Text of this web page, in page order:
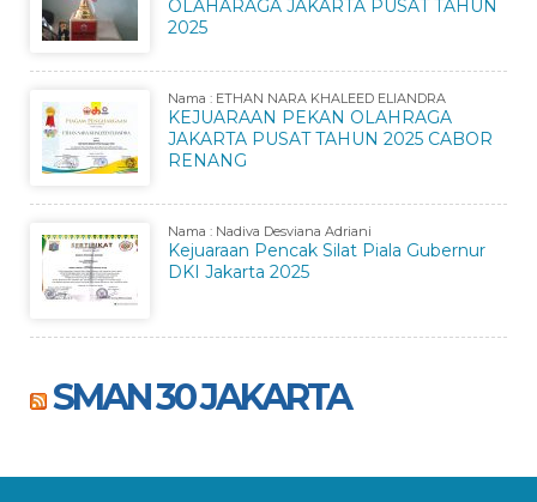
OLAHARAGA JAKARTA PUSAT TAHUN
2025
Nama : ETHAN NARA KHALEED ELIANDRA
KEJUARAAN PEKAN OLAHRAGA
JAKARTA PUSAT TAHUN 2025 CABOR
RENANG
Nama : Nadiva Desviana Adriani
Kejuaraan Pencak Silat Piala Gubernur
DKI Jakarta 2025
SMAN 30 JAKARTA